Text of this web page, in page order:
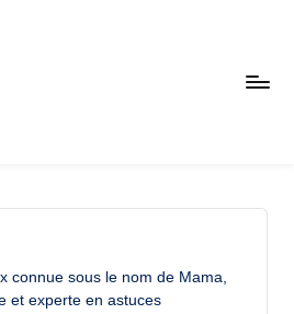
connue sous le nom de Mama,
et experte en astuces